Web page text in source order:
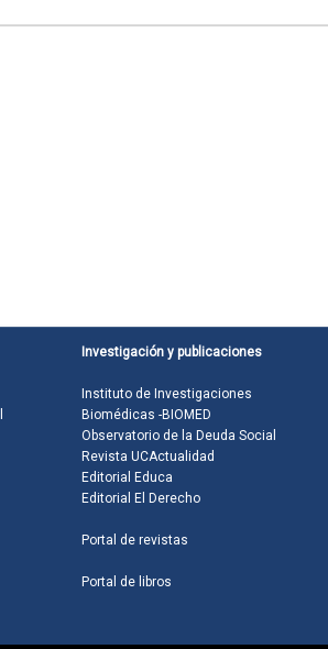
Investigación y publicaciones
Instituto de Investigaciones
Biomédicas -BIOMED
Observatorio de la Deuda Social
Revista UCActualidad
Editorial Educa
Editorial El Derecho
Portal de revistas
Portal de libros